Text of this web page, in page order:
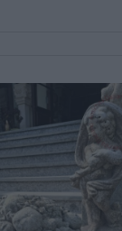
DA GIARDINO
OGGETTISTICA
E STRUTTURE